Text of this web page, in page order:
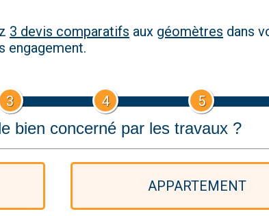
3 devis comparatifs aux géomètres dans
engagement.
3 4 5
bien concerné par les travaux ?
APPARTEMENT